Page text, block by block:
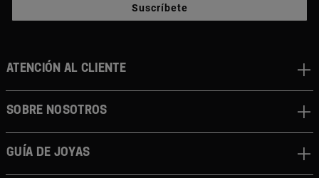
Suscríbete
ATENCIÓN AL CLIENTE
SOBRE NOSOTROS
GUÍA DE JOYAS